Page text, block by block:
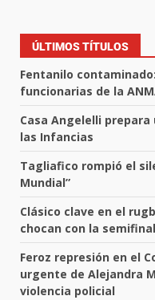
ÚLTIMOS TÍTULOS
Fentanilo
funcionarias de la
Casa Angelelli
las Infancias
Tagliafico rompió el
Mundial”
Clásico clave en el
chocan con la
Feroz represión en el
urgente de Alejandra
violencia policial